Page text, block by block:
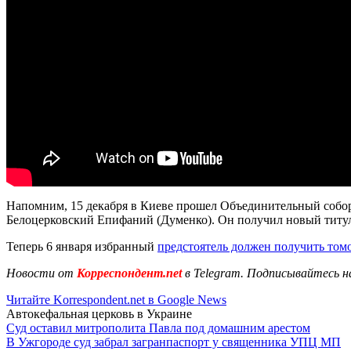
Напомним, 15 декабря в Киеве прошел Объединительный
Белоцерковский Епифаний (Думенко). Он получил новый
Теперь 6 января избранный предстоятель должен получить
Новости от Корреспондент.netв Telegram. Подписывайтесь
Читайте Korrespondent.net в Google News
Автокефальная церковь в Украине
Суд оставил митрополита Павла под домашним арестом
В Ужгороде суд забрал загранпаспорт у священника УПЦ МП